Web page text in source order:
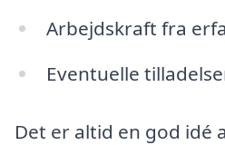
Arbejdskraft fra
Eventuelle
Det er altid en god idé